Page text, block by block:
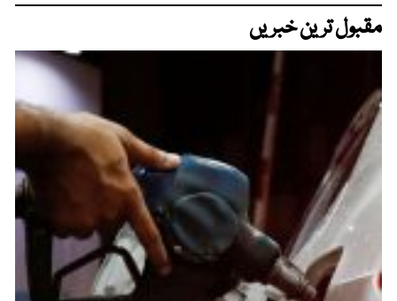
مقبول ترین خبریں